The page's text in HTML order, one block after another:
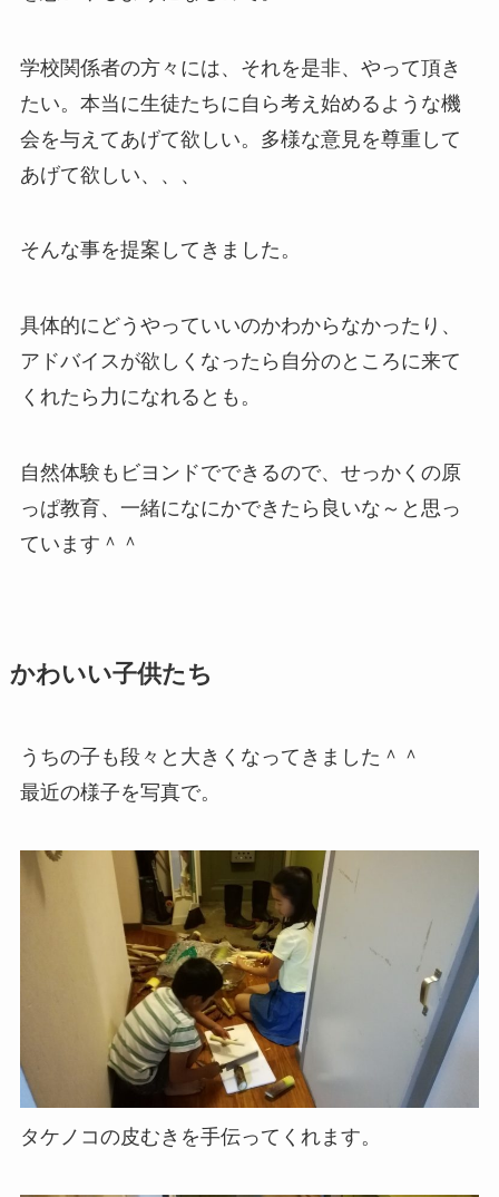
学校関係者の方々には、それを是非、やって頂き
たい。本当に生徒たちに自ら考え始めるような機
会を与えてあげて欲しい。多様な意見を尊重して
あげて欲しい、、、
そんな事を提案してきました。
具体的にどうやっていいのかわからなかったり、
アドバイスが欲しくなったら自分のところに来て
くれたら力になれるとも。
自然体験もビヨンドでできるので、せっかくの原
っぱ教育、一緒になにかできたら良いな～と思っ
ています＾＾
かわいい子供たち
うちの子も段々と大きくなってきました＾＾
最近の様子を写真で。
タケノコの皮むきを手伝ってくれます。